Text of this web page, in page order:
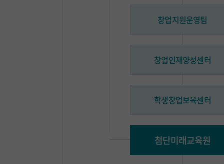
창업지원운영팀
창업인재양성센터
학생창업보육센터
첨단미래교육원